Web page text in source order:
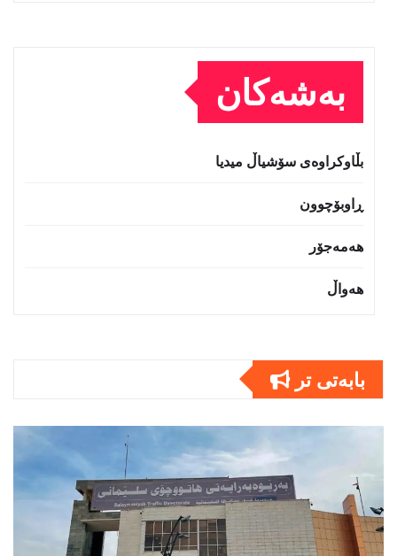
بەشەکان
بڵاوکراوەی سۆشیاڵ میدیا
ڕاوبۆچوون
هەمەجۆر
هەواڵ
بابەتى تر